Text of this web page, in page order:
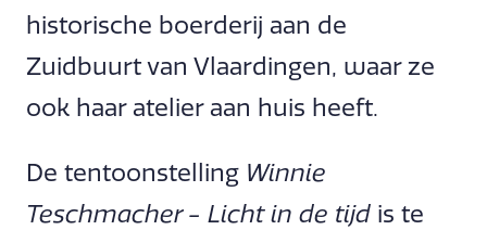
historische boerderij aan de
Zuidbuurt van Vlaardingen, waar ze
ook haar atelier aan huis heeft.
De tentoonstelling Winnie
Teschmacher - Licht in de tijd is te